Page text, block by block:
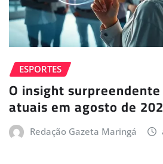
ESPORTES
O insight
atuais em agosto de
Redação Gazeta Maringá